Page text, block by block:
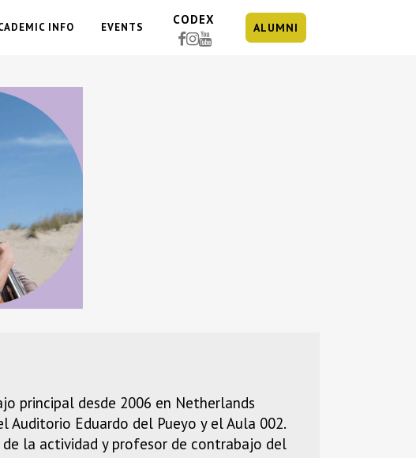
INFO EVENTS
CODEX
ALUMNI
principal desde 2006 en Netherlands
Auditorio Eduardo del Pueyo y el Aula 002.
de la actividad y profesor de contrabajo del